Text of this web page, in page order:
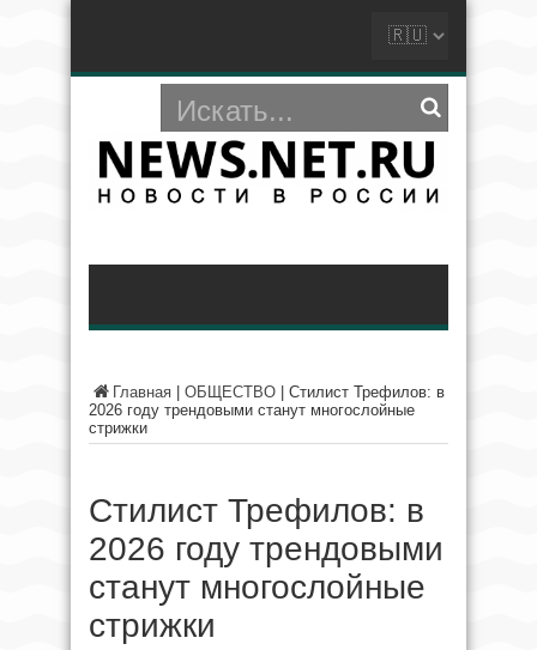
Главная ОБЩЕСТВО
Стилист Трефилов: в
2026 году трендовыми станут многослойные
стрижки
Стилист Трефилов: в
2026 году трендовыми
станут многослойные
стрижки